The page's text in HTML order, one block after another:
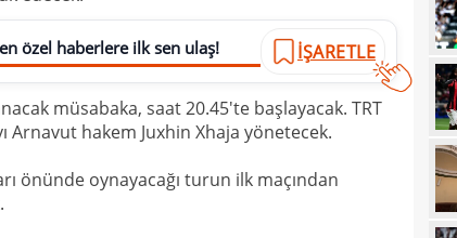
özel haberlere ilk sen ulaş! İŞARETLE
müsabaka, saat 20.45'te başlayacak. TRT
Arnavut hakem Juxhin Xhaja yönetecek.
önünde oynayacağı turun ilk maçından